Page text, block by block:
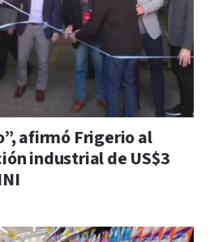
afirmó Frigerio al
industrial de US$3